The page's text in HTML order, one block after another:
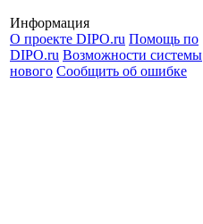
Информация
О проекте DIPO.ru Помощь по
DIPO.ru Возможности системы
нового Сообщить об ошибке